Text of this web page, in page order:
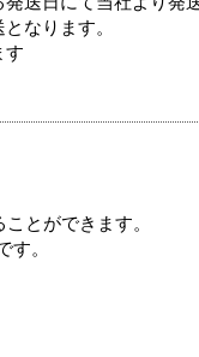
なります。
す
とができます。
す。